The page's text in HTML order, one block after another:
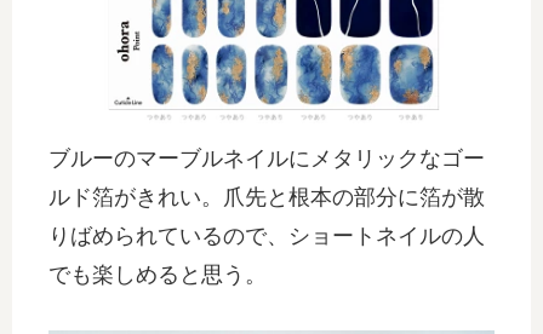
ブルーのマーブルネイルにメタリックなゴー
ルド箔がきれい。爪先と根本の部分に箔が散
りばめられているので、ショートネイルの人
でも楽しめると思う。